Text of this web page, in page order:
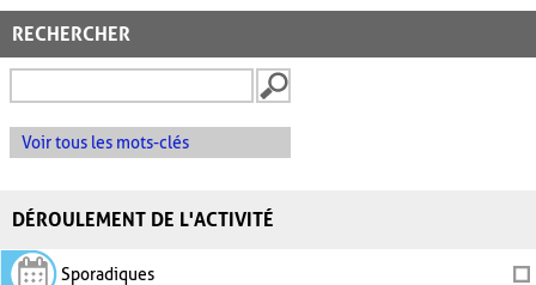
RECHERCHER
Voir tous les mots-clés
DÉROULEMENT DE L'ACTIVITÉ
Sporadiques